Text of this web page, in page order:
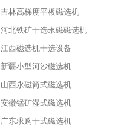
吉林高梯度平板磁选机
河北铁矿干选永磁磁选机
江西磁选机干选设备
新疆小型河沙磁选机
山西永磁筒式磁选机
安徽锰矿湿式磁选机
广东求购干式磁选机